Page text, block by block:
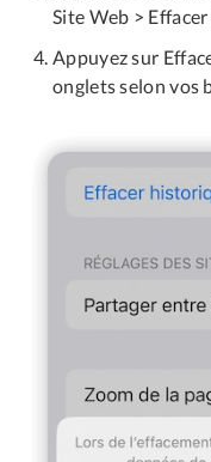
Site Web >
Appuyez sur
onglets selon vos